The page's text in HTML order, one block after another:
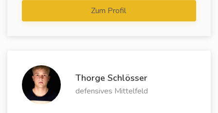
Zum Profil
Thorge Schlösser
defensives Mittelfeld